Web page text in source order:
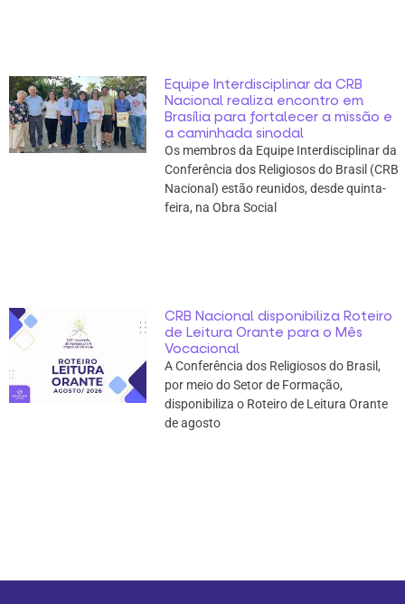
Equipe Interdisciplinar da CRB
Nacional realiza encontro em
Brasília para fortalecer a missão e
a caminhada sinodal
Os membros da Equipe Interdisciplinar da
Conferência dos Religiosos do Brasil (CRB
Nacional) estão reunidos, desde quinta-
feira, na Obra Social
CRB Nacional disponibiliza Roteiro
de Leitura Orante para o Mês
Vocacional
A Conferência dos Religiosos do Brasil,
por meio do Setor de Formação,
disponibiliza o Roteiro de Leitura Orante
de agosto